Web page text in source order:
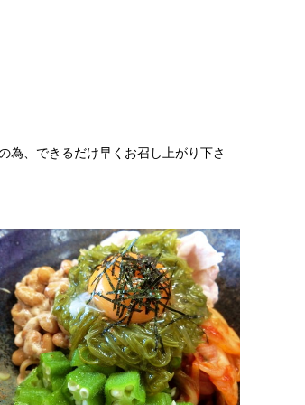
為、できるだけ早くお召し上がり下さ